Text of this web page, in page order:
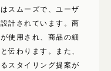
スムーズで、ユーザ
計されています。商
使用され、商品の細
伝わります。また、
スタイリング提案が
ファースト
く
が動く